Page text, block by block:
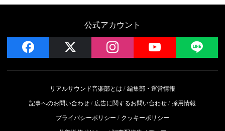
公式アカウント
facebook instagram YouTube
リアルサウンド音楽部とは
編集部・運営情報
記事へのお問い合わせ
広告に関するお問い合わせ 採用情報
プライバシーポリシー
クッキーポリシー